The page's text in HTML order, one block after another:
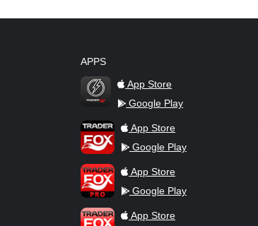
APPS
TraderFox Flash
App Store
Google Play
TraderFox AppApp Store
Google Play
TraderFox ProApp Store
Google Play
TraderFox dpa-AFX ProFeed
App Store